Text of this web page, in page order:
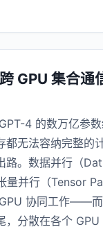
GPU 集合通
4 的数万亿参
都无法容纳完整的
路。数据并行（
量并行（Tensor
协同工作——
，分散在各个